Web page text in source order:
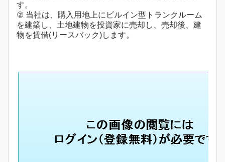
す。
② 当社は、購入用地上にビルイン型トランクルーム
を建築し、土地建物を投資家に売却し、売却後、建
物を賃借(リースバック)します。